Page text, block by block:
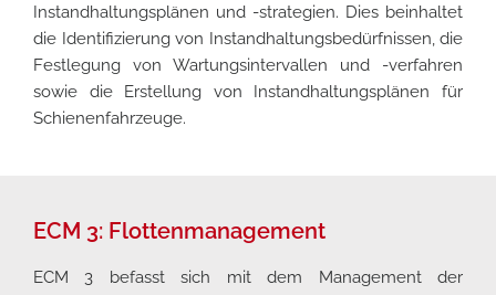
Instandhaltungsplänen und -strategien. Dies beinhaltet
die Identifizierung von Instandhaltungsbedürfnissen, die
Festlegung von Wartungsintervallen und -verfahren
sowie die Erstellung von Instandhaltungsplänen für
Schienenfahrzeuge.
ECM 3: Flottenmanagement
ECM 3 befasst sich mit dem Management der